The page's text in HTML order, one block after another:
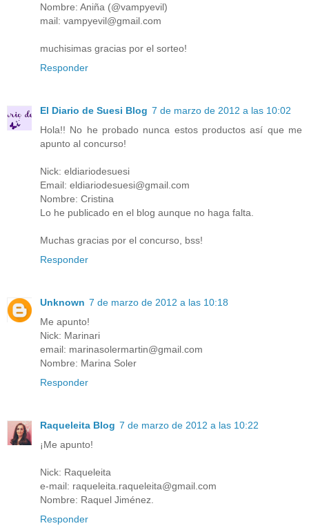
Nombre: Aniña (@vampyevil)
mail: vampyevil@gmail.com
muchisimas gracias por el sorteo!
Responder
El Diario de Suesi Blog 7 de marzo de 2012 a las 10:02
Hola!! No he probado nunca estos productos así que me
apunto al concurso!
Nick: eldiariodesuesi
Email: eldiariodesuesi@gmail.com
Nombre: Cristina
Lo he publicado en el blog aunque no haga falta.
Muchas gracias por el concurso, bss!
Responder
Unknown 7 de marzo de 2012 a las 10:18
Me apunto!
Nick: Marinari
email: marinasolermartin@gmail.com
Nombre: Marina Soler
Responder
Raqueleita Blog 7 de marzo de 2012 a las 10:22
¡Me apunto!
Nick: Raqueleita
e-mail: raqueleita.raqueleita@gmail.com
Nombre: Raquel Jiménez.
Responder